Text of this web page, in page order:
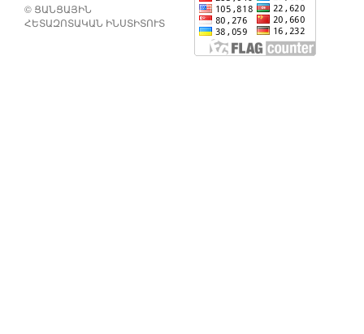
© ՑԱՆՑԱՅԻՆ
ՀԵՏԱԶՈՏԱԿԱՆ ԻՆՍՏԻՏՈՒՏ